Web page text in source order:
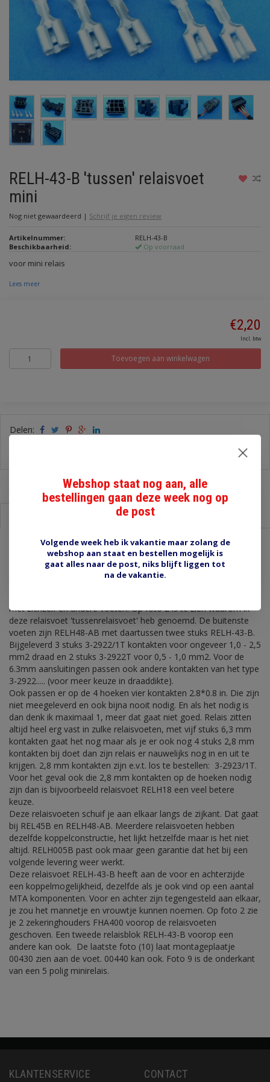
RELH-43-B 'tussen' relaisvoet
mini
Nog niet gewaardeerd | Schrijf je eigen review
Artikelnummer:
RELH-43-B
Beschikbaarheid:
Op voorraad
voor mini relais
Lees meer
€2,20
Incl. btw
Toevoegen aan winkelwagen
Delen:
Reviews (0)
RELH-43-B 'tussen' relaisvoet mini
LET OP, ALLEEN FOTO 1 IS WAT WORDT GELEVERD.
met zichzelf en andere voeten. Op foto 2 is te zien waarom ik
deze relaisvoet 'tussenrelaisvoet' heb genoemd. De buitenste
voeten zijn RELH48-AB met daartussen twee stuks RELH-43-B.
Bijgeleverd 3 stuks 3-2922/1T kontakten voor ongeveer 1,0 - 2,5
mm2 draad en 2 stuks 3-2922T voor 0,5 - 1,0 mm2. Voor de
6.3mm aansluitingen passen ook andere kontakten van het type
3-2922..... (voor meer keuze in draaddikte).
Ook passen er op de 4 hoeken vier kontakten 2.8*0.8 in. Die zijn
niet meegeleverd en ook bijna nooit nodig. En als het nodig is
dan denk ik maximaal 1, meer dat gaat niet goed. Relais zitten
altijd heel erg vast in zulke relaisvoeten, met vijf stuks 6,3 mm
kontakten gaat het nog maar als je er ook nog 4 stuks 2,8 mm
kontakten bij doet dan zijn relais er nauwelijks nog in en uit te
krijgen. 2,8 mm kontakten zijn e.v.t. los te bestellen: 3-2923/1T.
Voor het geval ook die 2,8 mm kontakten op de hoeken nodig
zijn dan is bijvoorbeeld relaisvoet RELH18 een veel betere
keuze.
Deze relaisvoeten schuif je aan elkaar langs de zijkant. Dat gaat
bij REL45B en RELH48-AB. Meerdere relaisvoeten hebben
dezelfde koppelconstructie, het lijkt hetzelfde maar is het niet
altijd. RELH005B past ook maar geen garantie dat het bij een
volgende levering weer werkt.
Deze relaisvoet RELH-43-B heeft aan de voor en achterzijde
een koppelmogelijkheid, dezelfde als je ook vind op een aantal
MTA komponenten. Voor en achter zijn tegengesteld aan elkaar,
je zou het mannetje en vrouwtje kunnen noemen. Op foto 2 zie
je 2 zekeringhouders FHA400 voorop de relaisvoeten
geschoven. Een tweede relaisblok RELH-43-B voorop een
andere kan ook. De laatste foto (10) laat montageplaatje
00430 zien aan de voet. 00440 kan ook. Foto 9 is de onderkant
van een 5 polig minirelais.
KLANTENSERVICE CONTACT
Webshop staat nog aan, alle
bestellingen gaan deze week nog op
de post
Volgende week heb ik vakantie maar zolang de
webshop aan staat en bestellen mogelijk is
gaat alles naar de post, niks blijft liggen tot
na de vakantie.